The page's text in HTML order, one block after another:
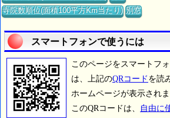
寺院数順位(面積100平方Km当たり) 別窓
スマートフォンで使うには
このページをスマートフ
は、上記のQRコード を読
ホームページが表示されま
このQRコードは、
自由に